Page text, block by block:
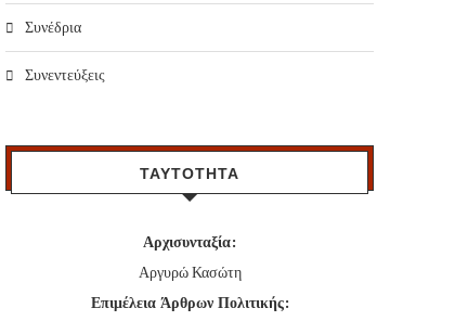
Συνέδρια
Συνεντεύξεις
ΤΑΥΤΟΤΗΤΑ
Αρχισυνταξία:
Αργυρώ Κασώτη
Επιμέλεια Άρθρων Πολιτικής: